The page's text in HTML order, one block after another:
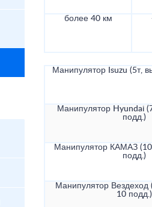
более 40 км
Манипулятор Isuzu (5т,
Манипулятор Hyundai
подд.)
Манипулятор КАМАЗ
подд.)
Манипулятор Вездеход
10 подд.)